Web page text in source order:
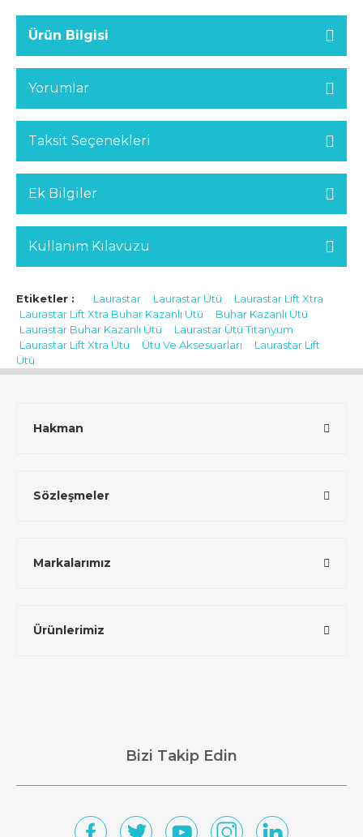
Ürün Bilgisi
Yorumlar
Taksit Seçenekleri
Ek Bilgiler
Kullanım Kılavuzu
Etiketler : Laurastar Laurastar Ütü
Laurastar Lift Xtra
Laurastar Lift Xtra Buhar Kazanlı Ütü
Buhar Kazanlı Ütü
Laurastar Buhar Kazanlı Ütü
Laurastar Ütü Titanyum
Laurastar Lift Xtra Ütü
Ütü Ve Aksesuarları
Laurastar Lift
Ütü
Hakman
Sözleşmeler
Markalarımız
Ürünlerimiz
Bizi Takip Edin